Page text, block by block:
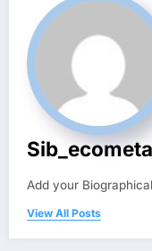
Add your
View All Posts